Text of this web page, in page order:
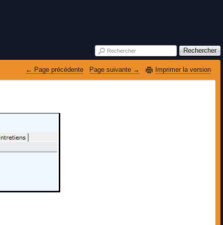
Rechercher Rechercher
Page précédente Page suivante Imprimer la version